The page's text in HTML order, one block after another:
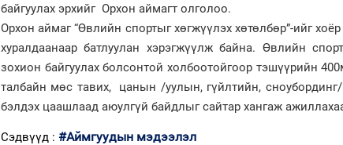
байгуулах эрхийг Орхон аймагт олголоо.
Орхон аймаг “Өвлийн спортыг хөгжүүлэх хөтөлбөр”-ийг
хуралдаанаар батлуулан хэрэгжүүлж байна. Өвлийн
зохион байгуулах болсонтой холбоотойгоор тэшүүрийн
талбайн мөс тавих, цанын /уулын, гүйлтийн,
бэлдэх цаашлаад аюулгүй байдлыг сайтар хангаж
Сэдвүүд : #Аймгуудын мэдээлэл